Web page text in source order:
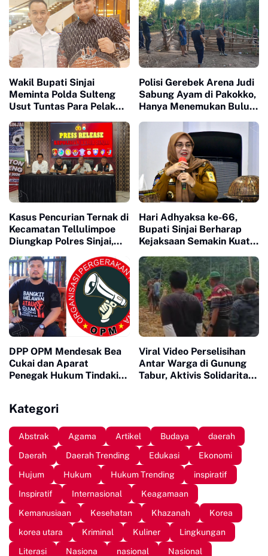
Wakil Bupati Sinjai
Meminta Polda Sulteng
Usut Tuntas Para Pelaku
Sinjai di Morowali
Polisi Gerebek Arena Judi
Sabung Ayam di Pakokko,
Hanya Menemukan Bulu
Kasus Pencurian Ternak di
Kecamatan Tellulimpoe
Diungkap Polres Sinjai,
dapat Timah Panas dari
Polisi
Hari Adhyaksa ke-66,
Bupati Sinjai Berharap
Kejaksaan Semakin Kuat
yang Berkeadilan
DPP OPM Mendesak Bea
Cukai dan Aparat
Penegak Hukum Tindaki
Viral Video Perselisihan
Antar Warga di Gunung
Tabur, Aktivis Solidaritas
Kategori
Abstrak Agama Artikel Budaya
daerah
Daerah
Daerah Trending Edukasi
Ekonomi
Hujum
Hukum Hukum Trending
inspiratif
Inspiratif
Internasional
Keagamaan
Kemanusiaan
Kesehatan Khazanah
Korea
korea utara
Kriminal Kuliner
Lingkungan
Literasi
Nasiona nasional
Nasional